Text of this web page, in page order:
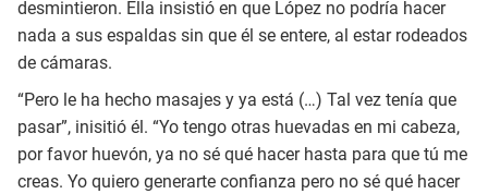
desmintieron. Ella insistió en que López no podría hacer
nada a sus espaldas sin que él se entere, al estar rodeados
de cámaras.
“Pero le ha hecho masajes y ya está (…) Tal vez tenía que
pasar”, inisitió él. “Yo tengo otras huevadas en mi cabeza,
por favor huevón, ya no sé qué hacer hasta para que tú me
creas. Yo quiero generarte confianza pero no sé qué hacer